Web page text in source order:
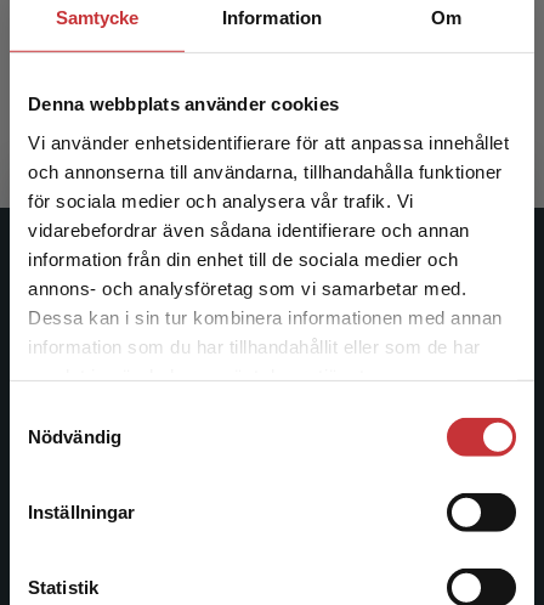
Samtycke Information Om
Denna webbplats använder cookies
Vi använder enhetsidentifierare för att anpassa innehållet
och annonserna till användarna, tillhandahålla funktioner
för sociala medier och analysera vår trafik. Vi
vidarebefordrar även sådana identifierare och annan
information från din enhet till de sociala medier och
annons- och analysföretag som vi samarbetar med.
Dessa kan i sin tur kombinera informationen med annan
information som du har tillhandahållit eller som de har
Nödvändig
Inställningar
Statistik
Begränsad fraktregion
Det verkar som att du besöker
studentlitteratur.se via en enhet utanför Sverige.
Vi erbjuder inte leveranser utanför Sverige. För
att kunna slutföra ett köp måste
558 krinkl. moms
Studentlitteratur
Studentlitteratur grundades 1963 och är idag Sveriges
ledande utbildningsförlag. Med läromedel, kurslitteratur,
facklitteratur, utbildningar och digitala
informationstjänster i utbudet, finns Studentlitteratur med
längs hela kunskapsresan.
Kontakta oss